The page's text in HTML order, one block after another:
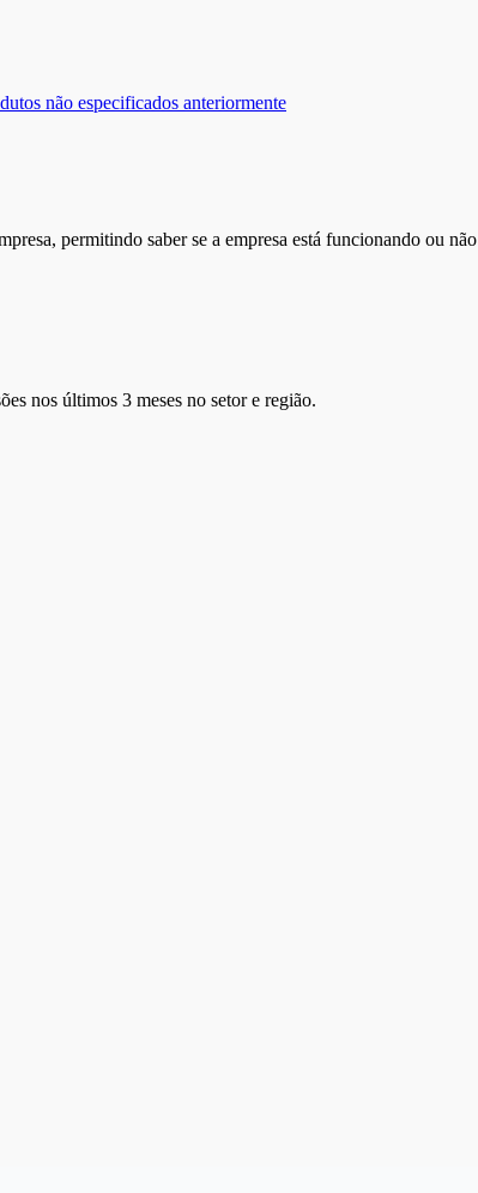
não especificados anteriormente
permitindo saber se a empresa está funcionando ou não
nos últimos 3 meses no setor e região.